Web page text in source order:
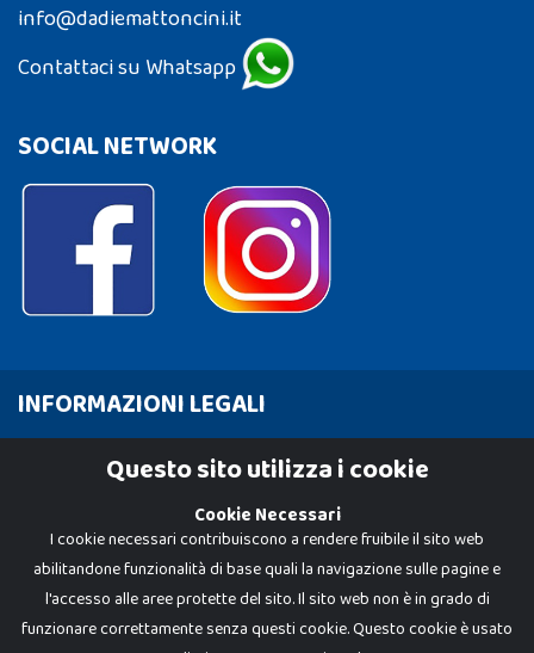
info@dadiemattoncini.it
Contattaci su Whatsapp
SOCIAL NETWORK
INFORMAZIONI LEGALI
Cookie PolicyQuesto sito utilizza i cookie
Cookie Necessari
I cookie necessari contribuiscono a rendere fruibile il sito web
abilitandone funzionalità di base quali la navigazione sulle pagine e
l'accesso alle aree protette del sito. Il sito web non è in grado di
funzionare correttamente senza questi cookie. Questo cookie è usato